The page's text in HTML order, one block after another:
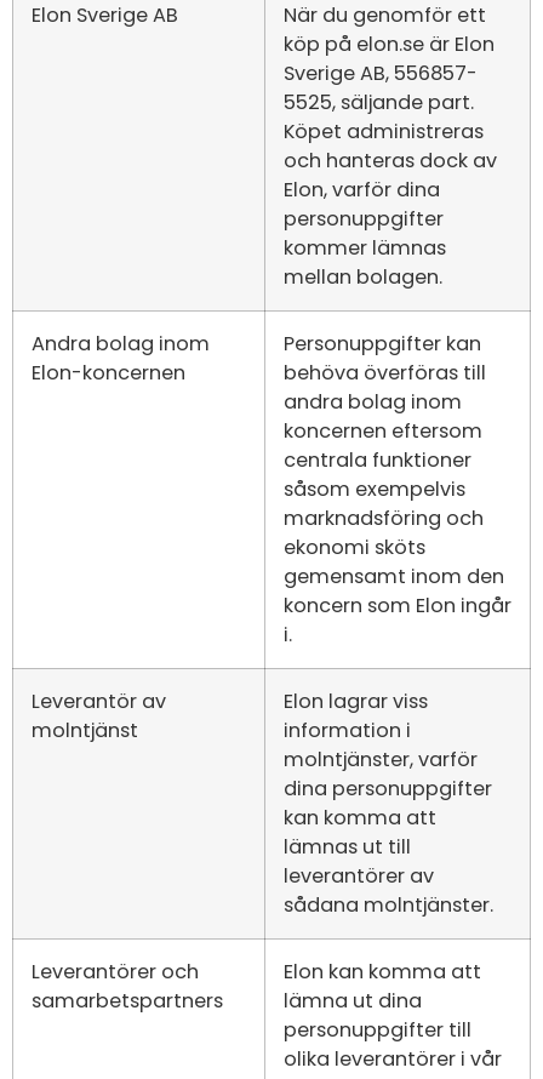
Elon Sverige AB
När du genomför ett
köp på elon.se är Elon
Sverige AB, 556857-
5525, säljande part.
Köpet administreras
och hanteras dock av
Elon, varför dina
personuppgifter
kommer lämnas
mellan bolagen.
Andra bolag inom
Elon-koncernen
Personuppgifter kan
behöva överföras till
andra bolag inom
koncernen eftersom
centrala funktioner
såsom exempelvis
marknadsföring och
ekonomi sköts
gemensamt inom den
koncern som Elon ingår
i.
Leverantör av
molntjänst
Elon lagrar viss
information i
molntjänster, varför
dina personuppgifter
kan komma att
lämnas ut till
leverantörer av
sådana molntjänster.
Leverantörer och
samarbetspartners
Elon kan komma att
lämna ut dina
personuppgifter till
olika leverantörer i vår